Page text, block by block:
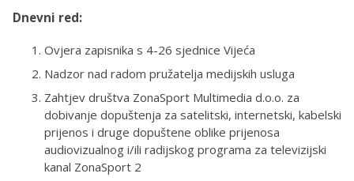
Dnevni red:
Ovjera zapisnika s 4-26 sjednice Vijeća
Nadzor nad radom pružatelja medijskih usluga
Zahtjev društva ZonaSport Multimedia d.o.o. za
dobivanje dopuštenja za satelitski, internetski, kabelski
prijenos i druge dopuštene oblike prijenosa
audiovizualnog i/ili radijskog programa za televizijski
kanal ZonaSport 2